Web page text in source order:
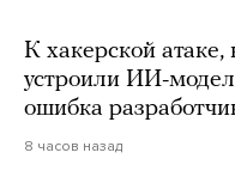
К хакерской
устроили ИИ-
ошибка
8 часов назад